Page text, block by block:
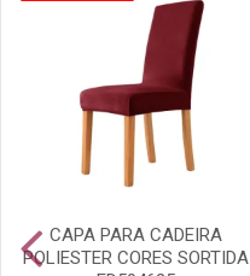
CAPA PARA CADEIRA
POLIESTER CORES SORTIDA